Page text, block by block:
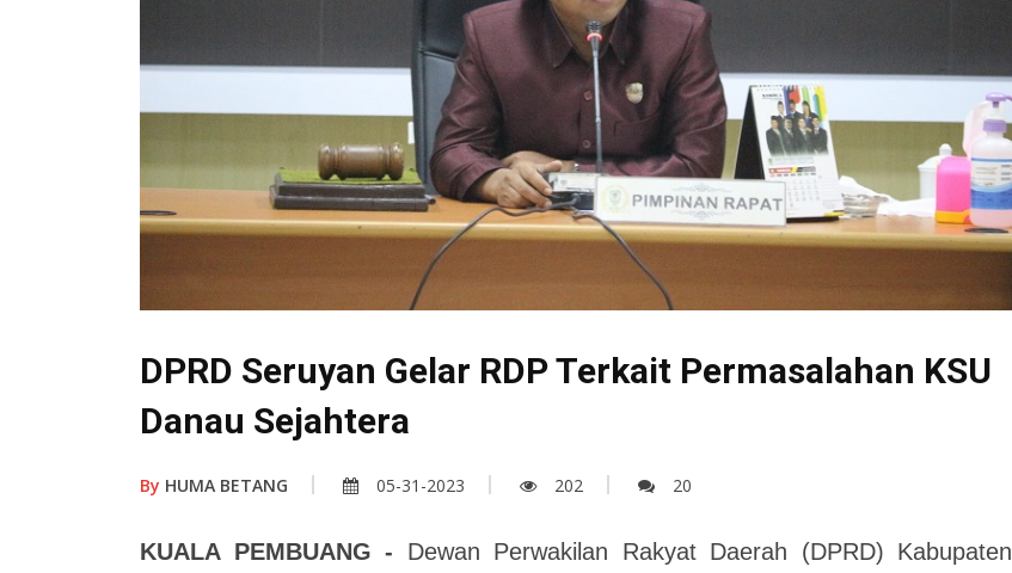
DPRD Seruyan Gelar RDP Terkait Permasalahan KSU
Danau Sejahtera
By HUMA BETANG 05-31-2023 202 20
KUALA PEMBUANG - Dewan Perwakilan Rakyat Daerah (DPRD) Kabupaten